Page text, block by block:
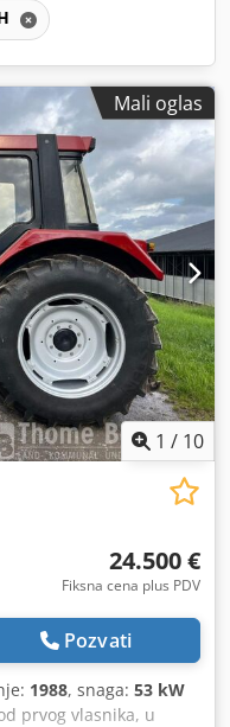
Mali oglas
1 / 10
24.500 €
Fiksna cena plus PDV
Pozvati
1988, snaga: 53 kW
prvog vlasnika, u